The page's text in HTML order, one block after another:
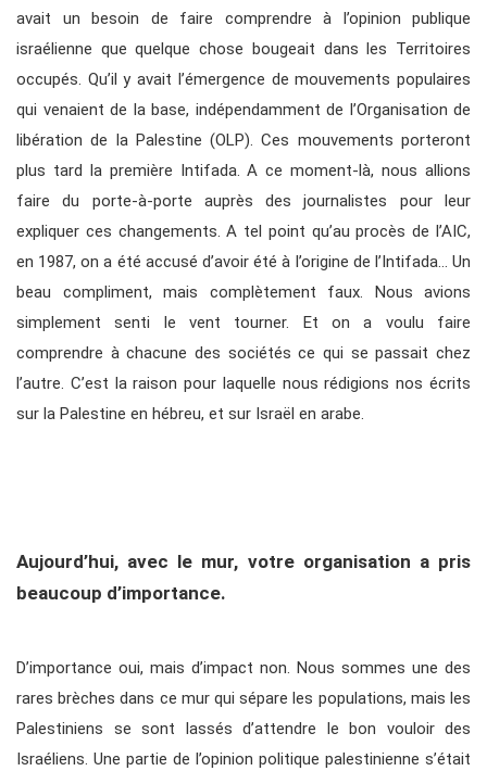
avait un besoin de faire comprendre à l’opinion publique
israélienne que quelque chose bougeait dans les Territoires
occupés. Qu’il y avait l’émergence de mouvements populaires
qui venaient de la base, indépendamment de l’Organisation de
libération de la Palestine (OLP). Ces mouvements porteront
plus tard la première Intifada. A ce moment-là, nous allions
faire du porte-à-porte auprès des journalistes pour leur
expliquer ces changements. A tel point qu’au procès de l’AIC,
en 1987, on a été accusé d’avoir été à l’origine de l’Intifada… Un
beau compliment, mais complètement faux. Nous avions
simplement senti le vent tourner. Et on a voulu faire
comprendre à chacune des sociétés ce qui se passait chez
l’autre. C’est la raison pour laquelle nous rédigions nos écrits
sur la Palestine en hébreu, et sur Israël en arabe.
Aujourd’hui, avec le mur, votre organisation a pris
beaucoup d’importance.
D’importance oui, mais d’impact non. Nous sommes une des
rares brèches dans ce mur qui sépare les populations, mais les
Palestiniens se sont lassés d’attendre le bon vouloir des
Israéliens. Une partie de l’opinion politique palestinienne s’était